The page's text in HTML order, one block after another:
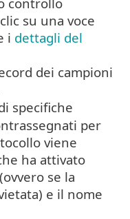
su una voce
i dettagli del
dei campioni
specifiche
per
viene
ha attivato
se la
e il nome